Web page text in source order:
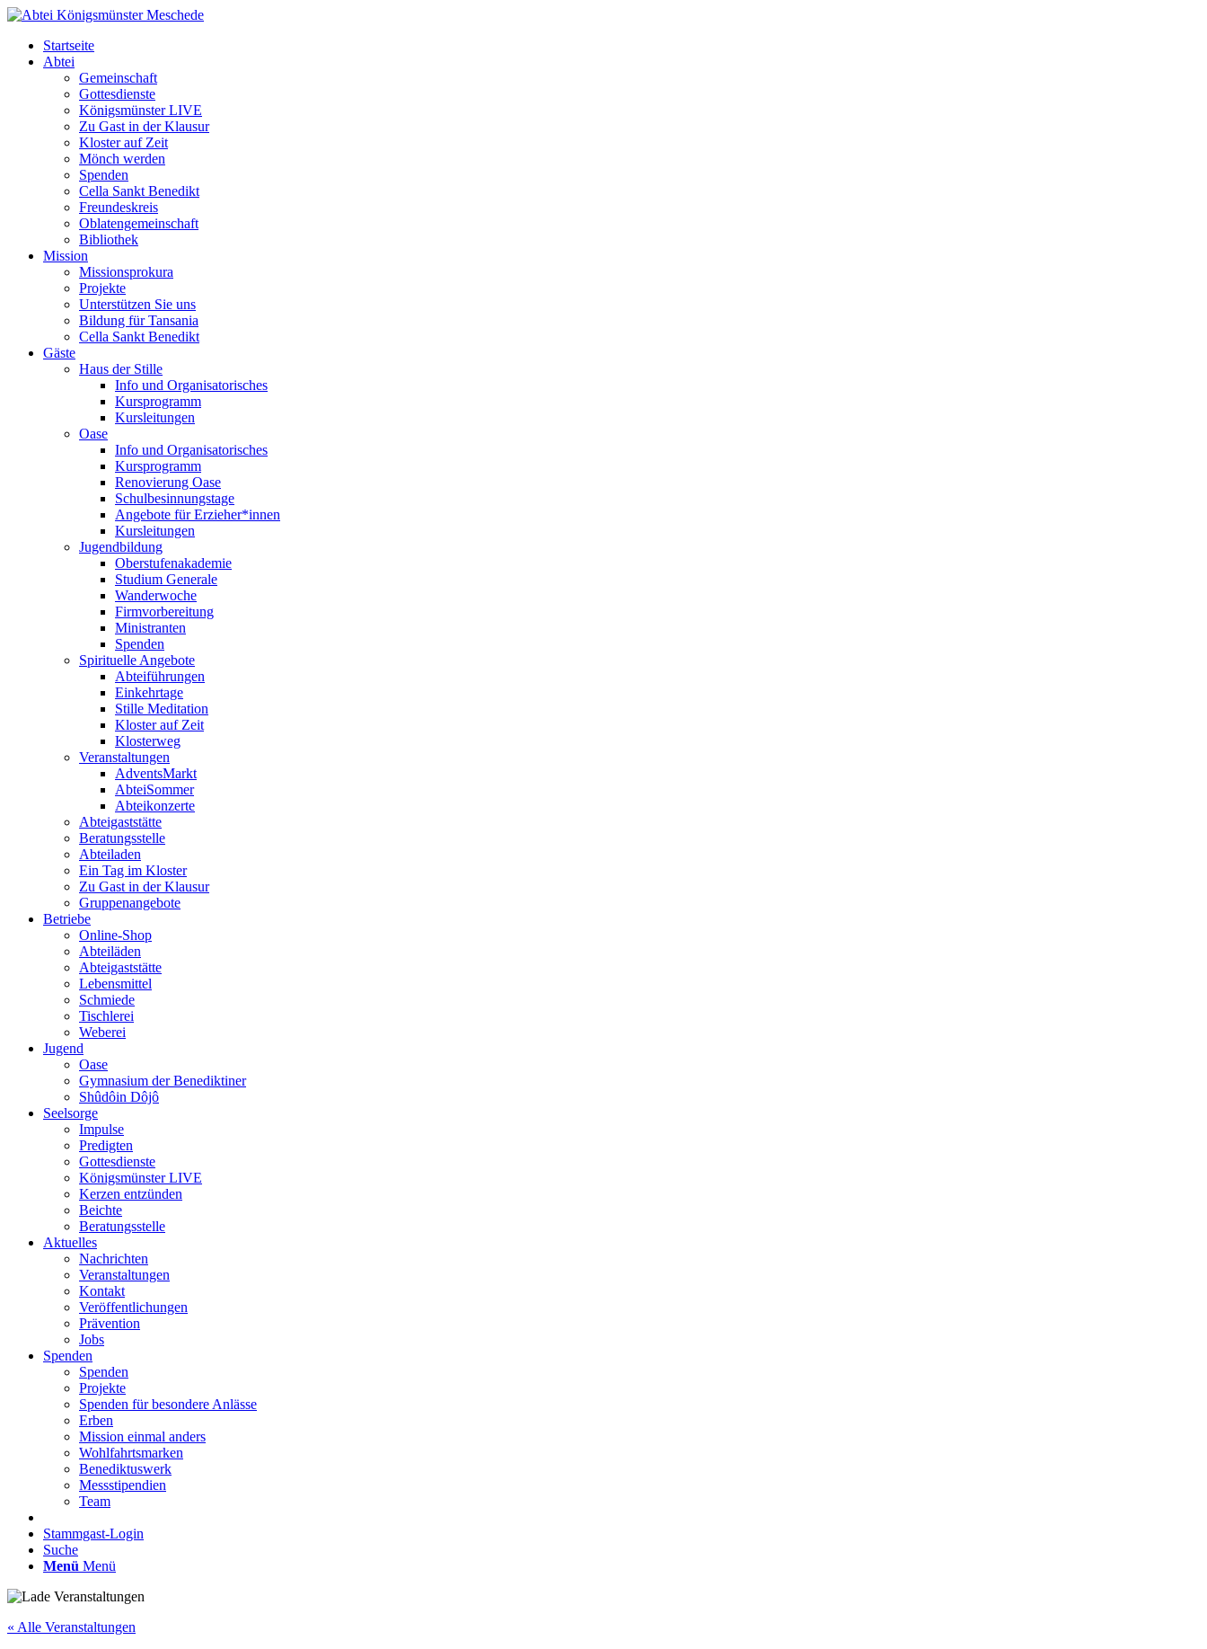
Startseite
Abtei
Gemeinschaft
Gottesdienste
Königsmünster LIVE
Zu Gast in der Klausur
Kloster auf Zeit
Mönch werden
Spenden
Cella Sankt Benedikt
Freundeskreis
Oblatengemeinschaft
Bibliothek
Mission
Missionsprokura
Projekte
Unterstützen Sie uns
Bildung für Tansania
Cella Sankt Benedikt
Gäste
Haus der Stille
Info und Organisatorisches
Kursprogramm
Kursleitungen
Oase
Info und Organisatorisches
Kursprogramm
Renovierung Oase
Schulbesinnungstage
Angebote für Erzieher*innen
Kursleitungen
Jugendbildung
Oberstufenakademie
Studium Generale
Wanderwoche
Firmvorbereitung
Ministranten
Spenden
Spirituelle Angebote
Abteiführungen
Einkehrtage
Stille Meditation
Kloster auf Zeit
Klosterweg
Veranstaltungen
AdventsMarkt
AbteiSommer
Abteikonzerte
Abteigaststätte
Beratungsstelle
Abteiladen
Ein Tag im Kloster
Zu Gast in der Klausur
Gruppenangebote
Betriebe
Online-Shop
Abteiläden
Abteigaststätte
Lebensmittel
Schmiede
Tischlerei
Weberei
Jugend
Oase
Gymnasium der Benediktiner
Shûdôin Dôjô
Seelsorge
Impulse
Predigten
Gottesdienste
Königsmünster LIVE
Kerzen entzünden
Beichte
Beratungsstelle
Aktuelles
Nachrichten
Veranstaltungen
Kontakt
Veröffentlichungen
Prävention
Jobs
Spenden
Spenden
Projekte
Spenden für besondere Anlässe
Erben
Mission einmal anders
Wohlfahrtsmarken
Benediktuswerk
Messstipendien
Team
Stammgast-Login
Suche
Menü Menü
« Alle Veranstaltungen